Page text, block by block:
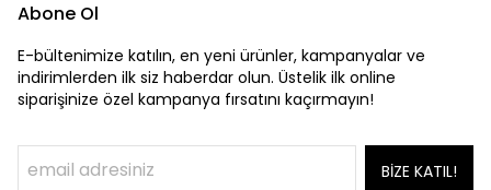
Abone Ol
E-bültenimize katılın, en yeni ürünler, kampanyalar ve
indirimlerden ilk siz haberdar olun. Üstelik ilk online
siparişinize özel kampanya fırsatını kaçırmayın!
BİZE KATIL!